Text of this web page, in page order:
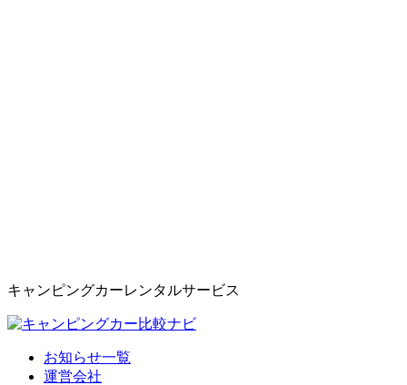
キャンピングカーレンタルサービス
お知らせ一覧
運営会社